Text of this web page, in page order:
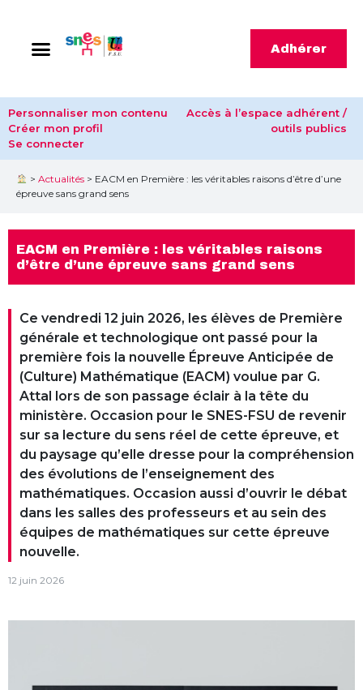
Adhérer
Personnaliser mon contenu
Créer mon profil
Se connecter
Accès à l’espace adhérent /
outils publics
> Actualités> EACM en Première : les véritables raisons d’être d’une
épreuve sans grand sens
EACM en Première : les véritables raisons
d’être d’une épreuve sans grand sens
Ce vendredi 12 juin 2026, les élèves de Première
générale et technologique ont passé pour la
première fois la nouvelle Épreuve Anticipée de
(Culture) Mathématique (EACM) voulue par G.
Attal lors de son passage éclair à la tête du
ministère. Occasion pour le SNES-FSU de revenir
sur sa lecture du sens réel de cette épreuve, et
du paysage qu’elle dresse pour la compréhension
des évolutions de l’enseignement des
mathématiques. Occasion aussi d’ouvrir le débat
dans les salles des professeurs et au sein des
équipes de mathématiques sur cette épreuve
nouvelle.
12 juin 2026